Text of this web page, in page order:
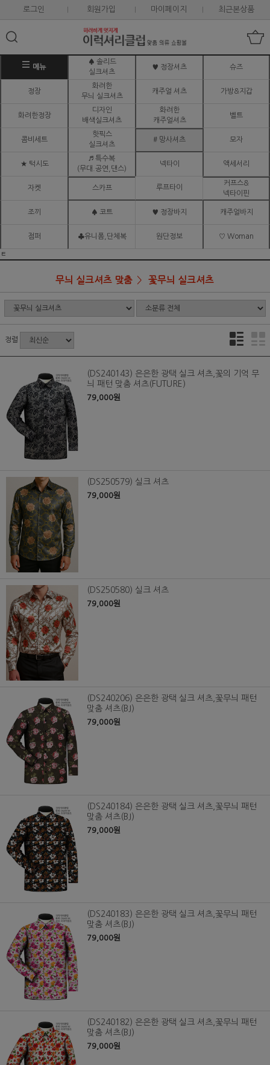
로그인 회원가입 마이페이지 최근본상품
메뉴
♠ 솔리드
실크셔츠
♥ 정장셔츠 슈즈
정장
화려한
무늬 실크셔츠
캐주얼 셔츠 가방&지갑
화려한정장
디자인
배색실크셔츠
화려한
캐주얼셔츠
벨트
콤비세트
핫픽스
실크셔츠
# 망사셔츠 모자
★ 턱시도
♬ 특수복
(무대.공연,댄스)
넥타이 액세서리
자켓 스카프 루프타이
커프스&
넥타이핀
조끼 ♠ 코트 ♥ 정장바지 캐주얼바지
점퍼 ♣유니폼,단체복 원단정보 ♡ Woman
ㅌ
무늬 실크셔츠 맞춤 꽃무늬 실크셔츠
정렬
(DS240143) 은은한 광택 실크 셔츠,꽃의 기억 무
늬 패턴 맞춤 셔츠(FUTURE)
79,000원
(DS250579) 실크 셔츠
79,000원
(DS250580) 실크 셔츠
79,000원
(DS240206) 은은한 광택 실크 셔츠,꽃무늬 패턴
맞춤 셔츠(BJ)
79,000원
(DS240184) 은은한 광택 실크 셔츠,꽃무늬 패턴
맞춤 셔츠(BJ)
79,000원
(DS240183) 은은한 광택 실크 셔츠,꽃무늬 패턴
맞춤 셔츠(BJ)
79,000원
(DS240182) 은은한 광택 실크 셔츠,꽃무늬 패턴
맞춤 셔츠(BJ)
79,000원